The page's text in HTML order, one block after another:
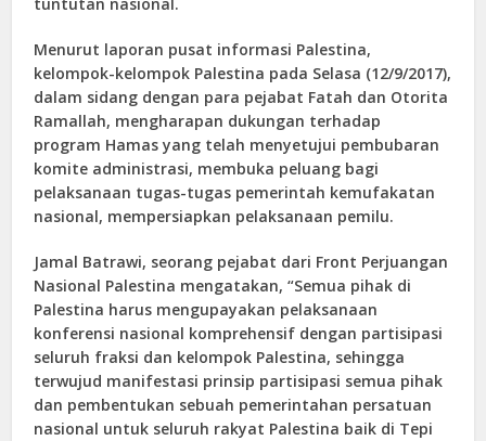
Menurut laporan pusat informasi Palestina,
kelompok-kelompok Palestina pada Selasa (12/9/2017),
dalam sidang dengan para pejabat Fatah dan Otorita
Ramallah, mengharapan dukungan terhadap
program Hamas yang telah menyetujui pembubaran
komite administrasi, membuka peluang bagi
pelaksanaan tugas-tugas pemerintah kemufakatan
nasional, mempersiapkan pelaksanaan pemilu.
Jamal Batrawi, seorang pejabat dari Front Perjuangan
Nasional Palestina mengatakan, “Semua pihak di
Palestina harus mengupayakan pelaksanaan
konferensi nasional komprehensif dengan partisipasi
seluruh fraksi dan kelompok Palestina, sehingga
terwujud manifestasi prinsip partisipasi semua pihak
dan pembentukan sebuah pemerintahan persatuan
nasional untuk seluruh rakyat Palestina baik di Tepi